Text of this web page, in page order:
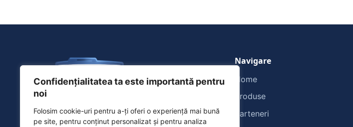
Confidențialitatea ta este importantă pentru
noi
Folosim cookie-uri pentru a-ți oferi o experiență mai bună
pe site, pentru conținut personalizat și pentru analiza
Navigare
Home
Produse
Parteneri